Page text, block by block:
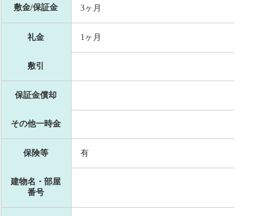
敷金/保証金 3ヶ月
礼金 1ヶ月
敷引
保証金償却
その他一時金
保険等 有
建物名・部屋
番号